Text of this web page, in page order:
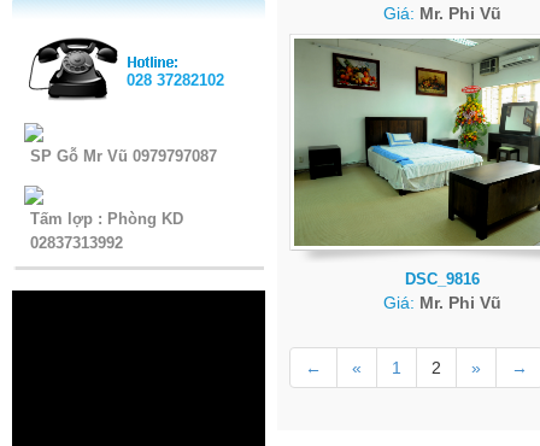
028 37282102
SP Gỗ Mr Vũ 0979797087
Tấm lợp : Phòng KD
02837313992
Giá: Mr. Phi Vũ
DSC_9816
Giá: Mr. Phi Vũ
← « 1 2 » →